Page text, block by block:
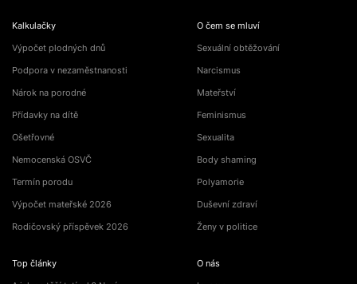
Kalkulačky
Výpočet plodných dnů
Podpora v nezaměstnanosti
Nárok na porodné
Přídavky na dítě
Ošetřovné
Nemocenská OSVČ
Termín porodu
Výpočet mateřské 2026
Rodičovský příspěvek 2026
Top články
O čem se mluví
Sexuální obtěžování
Narcismus
Mateřství
Feminismus
Sexualita
Body shaming
Polyamorie
Duševní zdraví
Ženy v politice
O nás